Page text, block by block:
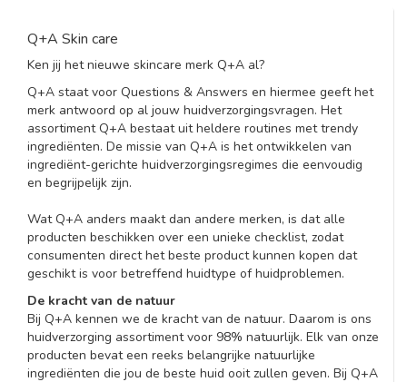
Q+A Skin care
Ken jij het nieuwe skincare merk Q+A al?
Q+A staat voor Questions & Answers en hiermee geeft het
merk antwoord op al jouw huidverzorgingsvragen. Het
assortiment Q+A bestaat uit heldere routines met trendy
ingrediënten. De missie van Q+A is het ontwikkelen van
ingrediënt-gerichte huidverzorgingsregimes die eenvoudig
en begrijpelijk zijn.
Wat Q+A anders maakt dan andere merken, is dat alle
producten beschikken over een unieke checklist, zodat
consumenten direct het beste product kunnen kopen dat
geschikt is voor betreffend huidtype of huidproblemen.
De kracht van de natuur
Bij Q+A kennen we de kracht van de natuur. Daarom is ons
huidverzorging assortiment voor 98% natuurlijk. Elk van onze
producten bevat een reeks belangrijke natuurlijke
ingrediënten die jou de beste huid ooit zullen geven. Bij Q+A